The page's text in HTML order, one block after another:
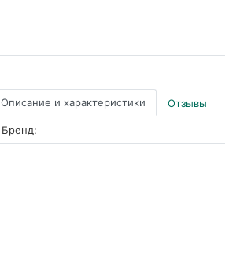
Описание и характеристики Отзывы
Бренд: